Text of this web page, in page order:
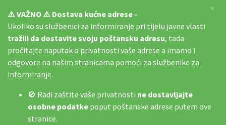
⚠️ VAŽNO ⚠️ Dostava kućne adrese -
Ukoliko su službenici za informiranje pri tijelu javne vlasti
tražili da dostavite svoju poštansku adresu, tada
pročitajte naputak o privatnosti vaše adrese a imamo i
odgovore na našim stranicama pomoći za službenike za
informiranje.
🚫 Radi zaštite vaše privatnosti ne dostavljajte
osobne podatke poput poštanske adrese putem ove
stranice.
×